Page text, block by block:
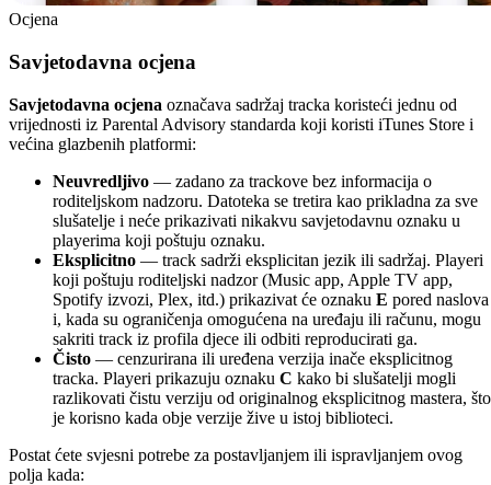
Ocjena
Savjetodavna ocjena
Savjetodavna ocjena označava sadržaj tracka koristeći jednu od
vrijednosti iz Parental Advisory standarda koji koristi iTunes Store i
većina glazbenih platformi:
Neuvredljivo — zadano za trackove bez informacija o
roditeljskom nadzoru. Datoteka se tretira kao prikladna za sve
slušatelje i neće prikazivati nikakvu savjetodavnu oznaku u
playerima koji poštuju oznaku.
Eksplicitno — track sadrži eksplicitan jezik ili sadržaj. Playeri
koji poštuju roditeljski nadzor (Music app, Apple TV app,
Spotify izvozi, Plex, itd.) prikazivat će oznaku E pored naslova
i, kada su ograničenja omogućena na uređaju ili računu, mogu
sakriti track iz profila djece ili odbiti reproducirati ga.
Čisto — cenzurirana ili uređena verzija inače eksplicitnog
tracka. Playeri prikazuju oznaku C kako bi slušatelji mogli
razlikovati čistu verziju od originalnog eksplicitnog mastera, što
je korisno kada obje verzije žive u istoj biblioteci.
Postat ćete svjesni potrebe za postavljanjem ili ispravljanjem ovog
polja kada: